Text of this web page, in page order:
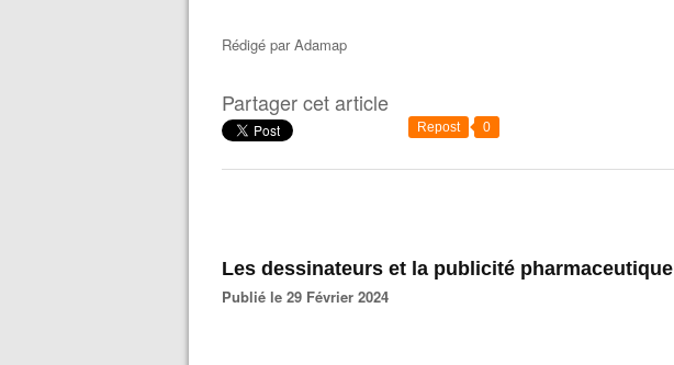
Rédigé parAdamap
Partager cet article
Repost 0
les dessinateurs et la publicité pharmaceutique
Publié le 29 Février 2024